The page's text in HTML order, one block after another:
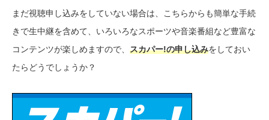
まだ視聴申し込みをしていない場合は、こちらからも簡単な手続
きで生中継を含めて、いろいろなスポーツや音楽番組など豊富な
コンテンツが楽しめますので、 スカパー!の申し込みをしておい
たらどうでしょうか？